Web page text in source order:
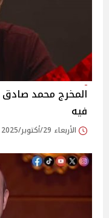
المخرج محمد
فيه
الأربعاء 29/أكتوبر/2025 - 08:31 م